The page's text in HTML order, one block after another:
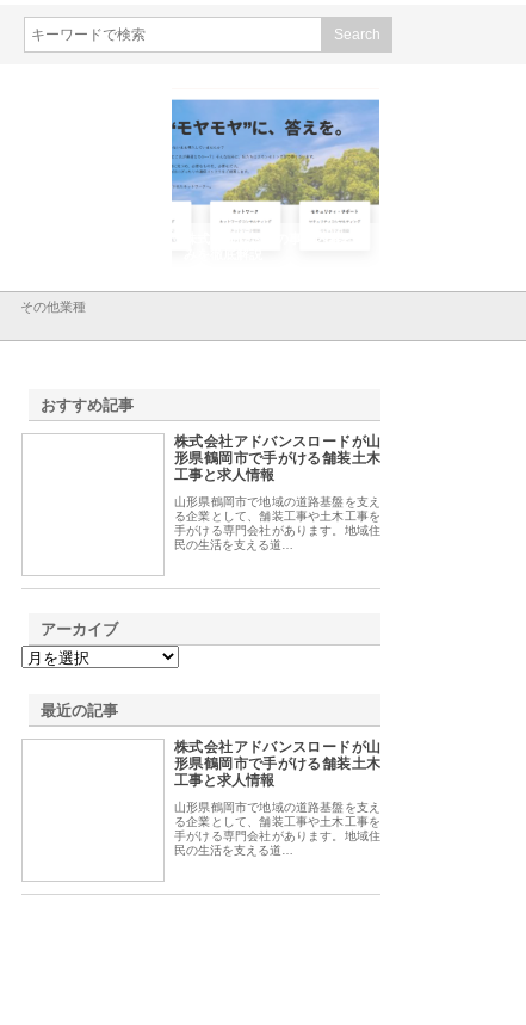
株式会社ＣＳＡの事業内容と強
その他業種
おすすめ記事
株式会社アドバンスロードが山
形県鶴岡市で手がける舗装土木
工事と求人情報
山形県鶴岡市で地域の道路基盤を支え
る企業として、舗装工事や土木工事を
手がける専門会社があります。地域住
民の生活を支える道…
アーカイブ
最近の記事
株式会社アドバンスロードが山
形県鶴岡市で手がける舗装土木
工事と求人情報
山形県鶴岡市で地域の道路基盤を支え
る企業として、舗装工事や土木工事を
手がける専門会社があります。地域住
民の生活を支える道…